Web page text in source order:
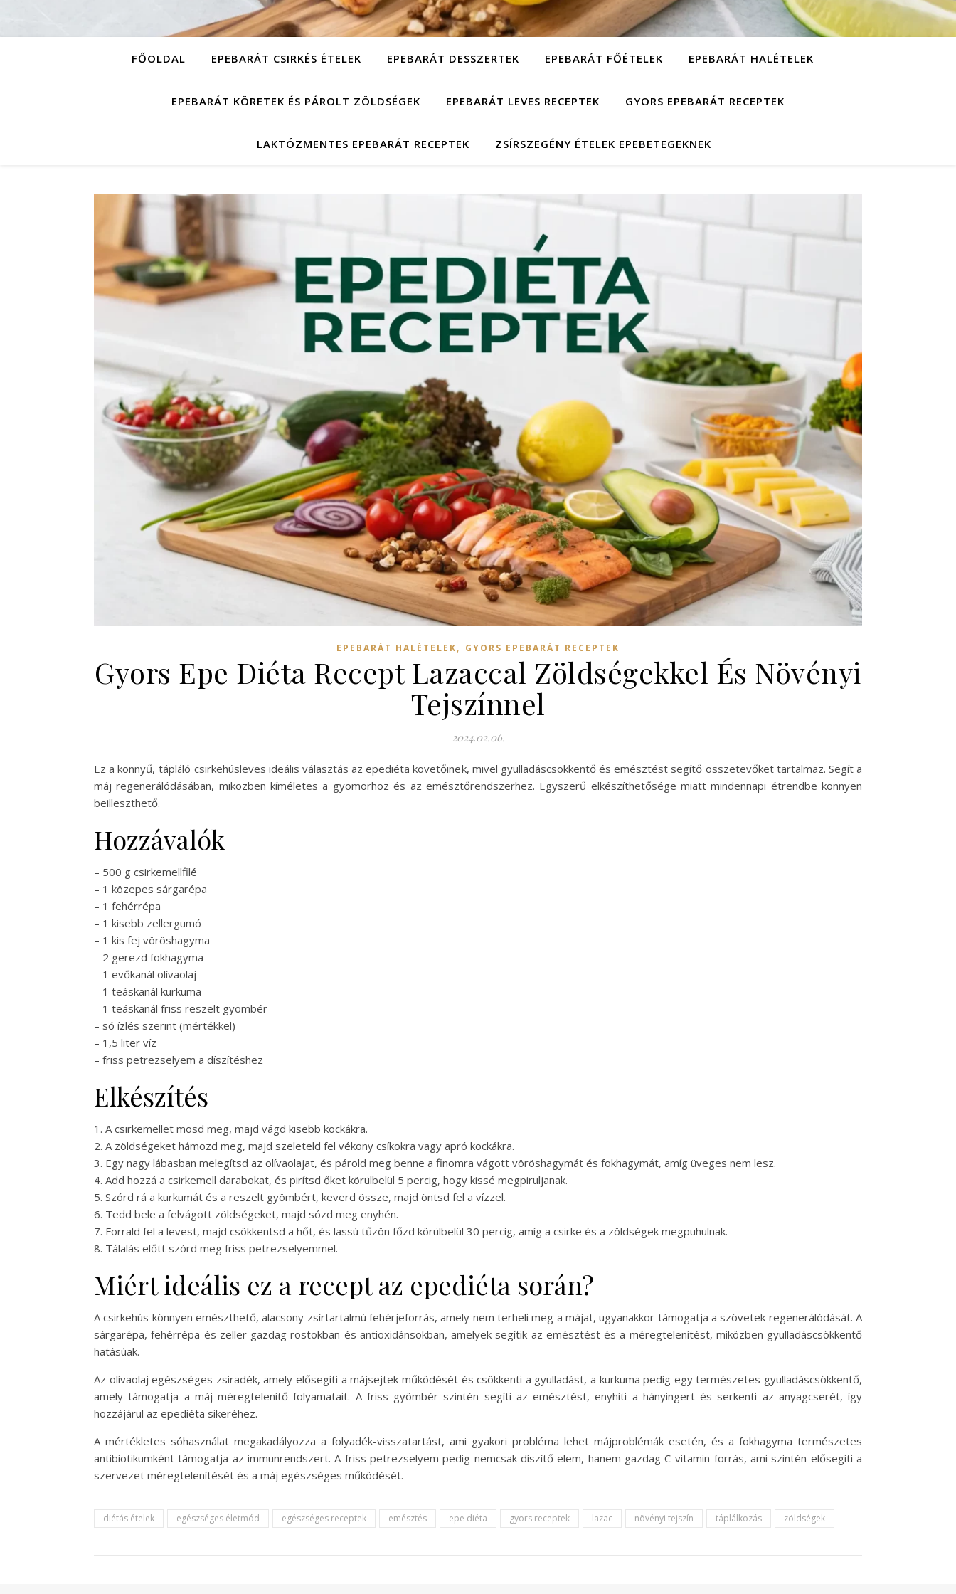
FŐOLDAL EPEBARÁT CSIRKÉS ÉTELEK EPEBARÁT DESSZERTEK EPEBARÁT FŐÉTELEK EPEBARÁT HALÉTELEK
EPEBARÁT KÖRETEK ÉS PÁROLT ZÖLDSÉGEK EPEBARÁT LEVES RECEPTEK GYORS EPEBARÁT RECEPTEK
LAKTÓZMENTES EPEBARÁT RECEPTEK ZSÍRSZEGÉNY ÉTELEK EPEBETEGEKNEK
EPEBARÁT HALÉTELEK, GYORS EPEBARÁT RECEPTEK
Gyors Epe Diéta Recept Lazaccal Zöldségekkel És Növényi
Tejszínnel
2024.02.06.
Ez a könnyű, tápláló csirkehúsleves ideális választás az epediéta követőinek, mivel gyulladáscsökkentő és emésztést segítő összetevőket tartalmaz. Segít a
máj regenerálódásában, miközben kíméletes a gyomorhoz és az emésztőrendszerhez. Egyszerű elkészíthetősége miatt mindennapi étrendbe könnyen
beilleszthető.
Hozzávalók
– 500 g csirkemellfilé
– 1 közepes sárgarépa
– 1 fehérrépa
– 1 kisebb zellergumó
– 1 kis fej vöröshagyma
– 2 gerezd fokhagyma
– 1 evőkanál olívaolaj
– 1 teáskanál kurkuma
– 1 teáskanál friss reszelt gyömbér
– só ízlés szerint (mértékkel)
– 1,5 liter víz
– friss petrezselyem a díszítéshez
Elkészítés
1. A csirkemellet mosd meg, majd vágd kisebb kockákra.
2. A zöldségeket hámozd meg, majd szeleteld fel vékony csíkokra vagy apró kockákra.
3. Egy nagy lábasban melegítsd az olívaolajat, és párold meg benne a finomra vágott vöröshagymát és fokhagymát, amíg üveges nem lesz.
4. Add hozzá a csirkemell darabokat, és pirítsd őket körülbelül 5 percig, hogy kissé megpiruljanak.
5. Szórd rá a kurkumát és a reszelt gyömbért, keverd össze, majd öntsd fel a vízzel.
6. Tedd bele a felvágott zöldségeket, majd sózd meg enyhén.
7. Forrald fel a levest, majd csökkentsd a hőt, és lassú tűzön főzd körülbelül 30 percig, amíg a csirke és a zöldségek megpuhulnak.
8. Tálalás előtt szórd meg friss petrezselyemmel.
Miért ideális ez a recept az epediéta során?
A csirkehús könnyen emészthető, alacsony zsírtartalmú fehérjeforrás, amely nem terheli meg a májat, ugyanakkor támogatja a szövetek regenerálódását. A
sárgarépa, fehérrépa és zeller gazdag rostokban és antioxidánsokban, amelyek segítik az emésztést és a méregtelenítést, miközben gyulladáscsökkentő
hatásúak.
Az olívaolaj egészséges zsiradék, amely elősegíti a májsejtek működését és csökkenti a gyulladást, a kurkuma pedig egy természetes gyulladáscsökkentő,
amely támogatja a máj méregtelenítő folyamatait. A friss gyömbér szintén segíti az emésztést, enyhíti a hányingert és serkenti az anyagcserét, így
hozzájárul az epediéta sikeréhez.
A mértékletes sóhasználat megakadályozza a folyadék-visszatartást, ami gyakori probléma lehet májproblémák esetén, és a fokhagyma természetes
antibiotikumként támogatja az immunrendszert. A friss petrezselyem pedig nemcsak díszítő elem, hanem gazdag C-vitamin forrás, ami szintén elősegíti a
szervezet méregtelenítését és a máj egészséges működését.
diétás ételek egészséges életmód egészséges receptek emésztés epe diéta gyors receptek lazac növényi tejszín táplálkozás zöldségek